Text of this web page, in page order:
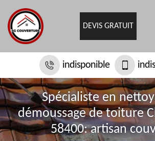
DEVIS GRATUIT
indisponible
Spécialiste en
démoussage de toiture
58400: artisan